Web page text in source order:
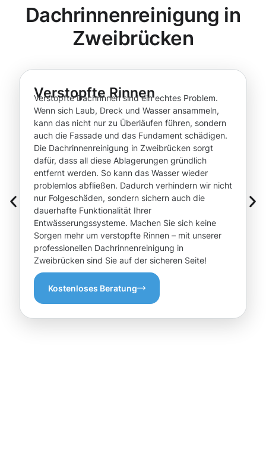
Dachrinnenreinigung in
Zweibrücken
Verstopfte Rinnen
Verstopfte Dachrinnen sind ein echtes Problem.
Wenn sich Laub, Dreck und Wasser ansammeln,
kann das nicht nur zu Überläufen führen, sondern
auch die Fassade und das Fundament schädigen.
Die Dachrinnenreinigung in Zweibrücken sorgt
dafür, dass all diese Ablagerungen gründlich
entfernt werden. So kann das Wasser wieder
problemlos abfließen. Dadurch verhindern wir nicht
nur Folgeschäden, sondern sichern auch die
dauerhafte Funktionalität Ihrer
Entwässerungssysteme. Machen Sie sich keine
Sorgen mehr um verstopfte Rinnen – mit unserer
professionellen Dachrinnenreinigung in
Zweibrücken sind Sie auf der sicheren Seite!
Kostenloses Beratung